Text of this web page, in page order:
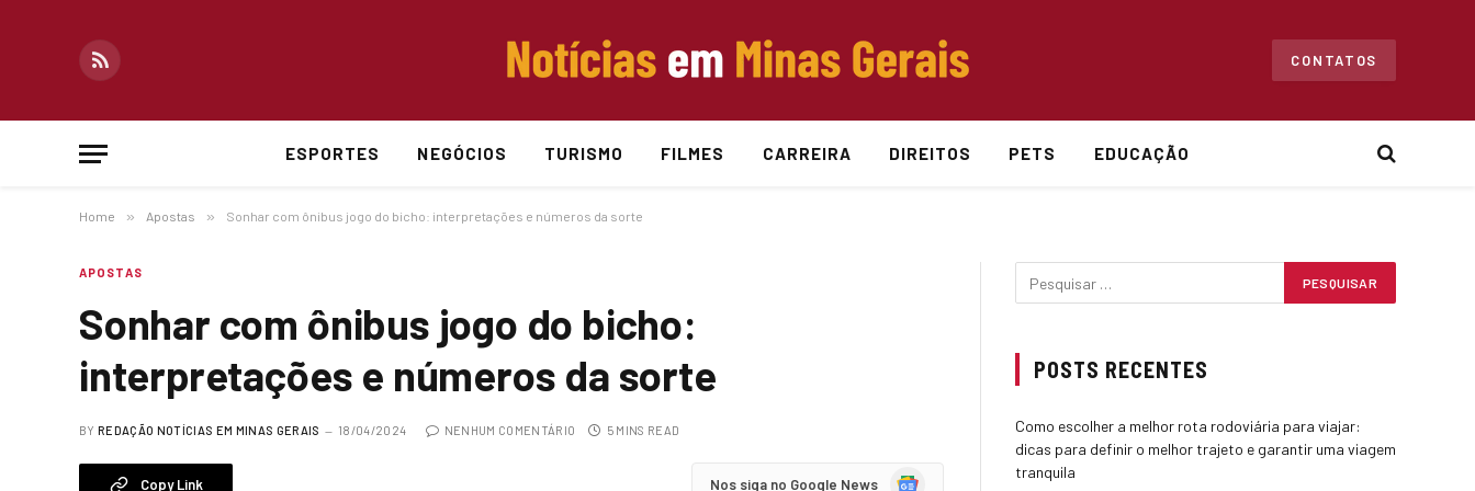
RSS
CONTATOS
ESPORTES NEGÓCIOS TURISMO FILMES CARREIRA DIREITOS PETS EDUCAÇÃO
Home » Apostas » Sonhar com ônibus jogo do bicho: interpretações e números da sorte
APOSTAS
Sonhar com ônibus jogo do bicho:
interpretações e números da sorte
BY REDAÇÃO NOTÍCIAS EM MINAS GERAIS 18/04/2024 NENHUM COMENTÁRIO 5 MINS READ
Copy Link Nos siga no Google News Google
POSTS RECENTES
Como escolher a melhor rota rodoviária para viajar:
dicas para definir o melhor trajeto e garantir uma viagem
tranquila